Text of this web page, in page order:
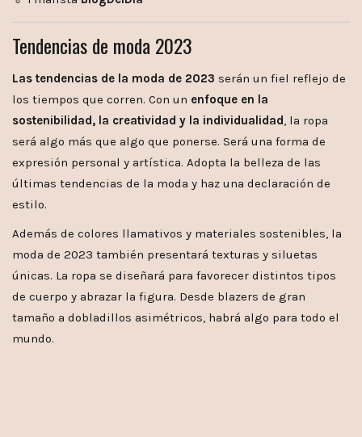
Tendencias de moda 2023
Las tendencias de la moda de 2023 serán un fiel reflejo de
los tiempos que corren. Con un enfoque en la
sostenibilidad, la creatividad y la individualidad, la ropa
será algo más que algo que ponerse. Será una forma de
expresión personal y artística. Adopta la belleza de las
últimas tendencias de la moda y haz una declaración de
estilo.
Además de colores llamativos y materiales sostenibles, la
moda de 2023 también presentará texturas y siluetas
únicas. La ropa se diseñará para favorecer distintos tipos
de cuerpo y abrazar la figura. Desde blazers de gran
tamaño a dobladillos asimétricos, habrá algo para todo el
mundo.